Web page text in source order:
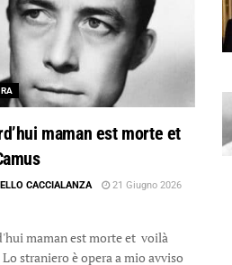
maman est morte et
CACCIALANZA
21 Giugno 2026
maman est morte et voilà
straniero è opera a mio avviso